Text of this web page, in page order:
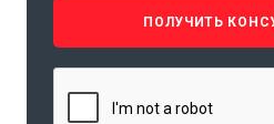
ПОЛУЧИТЬ